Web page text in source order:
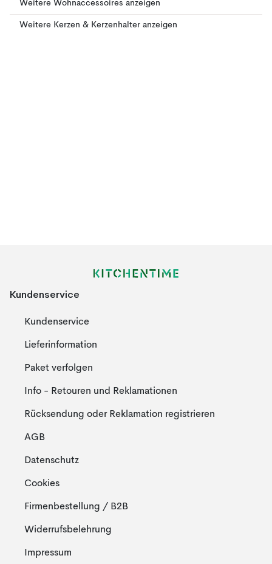
Weitere Wohnaccessoires anzeigen
Weitere Kerzen & Kerzenhalter anzeigen
Kundenservice
Kundenservice
Lieferinformation
Paket verfolgen
Info - Retouren und Reklamationen
Rücksendung oder Reklamation registrieren
AGB
Datenschutz
Cookies
Firmenbestellung / B2B
Widerrufsbelehrung
Impressum